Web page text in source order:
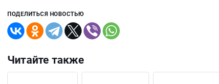
ПОДЕЛИТЬСЯ НОВОСТЬЮ
Читайте также